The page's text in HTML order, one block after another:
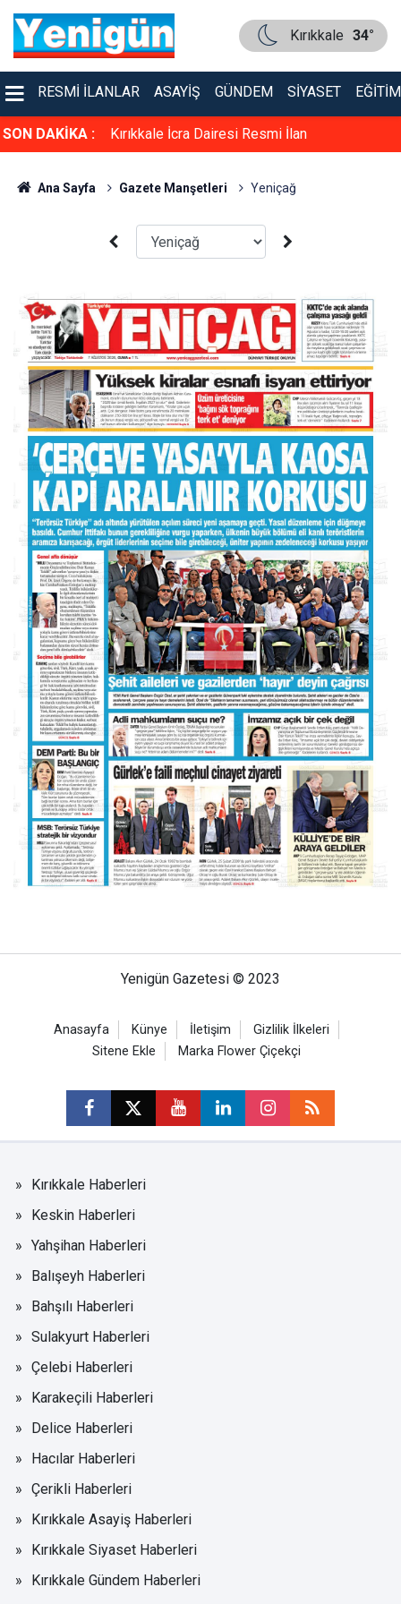
Kırıkkale 34°
RESMI İLANLAR ASAYIŞ GÜNDEM SIYASET EĞITIM
SON DAKİKA : Kırıkkale İcra Dairesi Resmi İlan
Ana Sayfa Gazete Manşetleri Yeniçağ
Yenigün Gazetesi © 2023
Anasayfa Künye İletişim
Gizlilik İlkeleri
Sitene Ekle
Marka Flower Çiçekçi
Kırıkkale Haberleri
Keskin Haberleri
Yahşihan Haberleri
Balışeyh Haberleri
Bahşılı Haberleri
Sulakyurt Haberleri
Çelebi Haberleri
Karakeçili Haberleri
Delice Haberleri
Hacılar Haberleri
Çerikli Haberleri
Kırıkkale Asayiş Haberleri
Kırıkkale Siyaset Haberleri
Kırıkkale Gündem Haberleri